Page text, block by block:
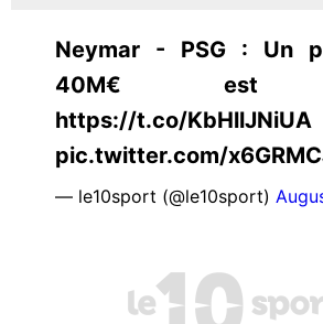
Neymar - PSG : Un
40M€ est
https://t.co/KbHllJNiUA
pic.twitter.com/
— le10sport (@le10sport)